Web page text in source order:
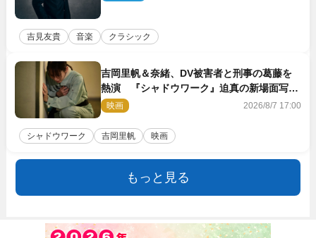
吉見友貴 音楽 クラシック
吉岡里帆＆奈緒、DV被害者と刑事の葛藤を
熱演 『シャドウワーク』迫真の新場面写真
公開
映画 2026/8/7 17:00
シャドウワーク 吉岡里帆 映画
もっと見る